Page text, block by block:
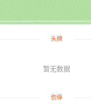
头牌
暂无数据
伤停